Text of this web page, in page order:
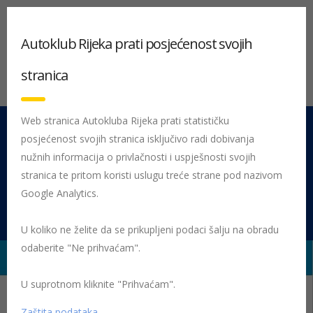
051 212 442 Centrala
Pon - Pet 08:00 - 16:00
Rujevica 9/1, 51000 Rijeka
Početna Posljednje objavljene novosti
Autoklub Rijeka prati posjećenost svojih
stranica
Web stranica Autokluba Rijeka prati statističku
posjećenost svojih stranica isključivo radi dobivanja
nužnih informacija o privlačnosti i uspješnosti svojih
stranica te pritom koristi uslugu treće strane pod nazivom
Google Analytics.
U koliko ne želite da se prikupljeni podaci šalju na obradu
odaberite "Ne prihvaćam".
U suprotnom kliknite "Prihvaćam".